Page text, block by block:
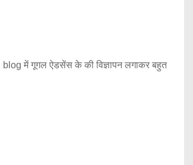
में गूगल ऐडसेंस के की विज्ञापन लगाकर बहुत